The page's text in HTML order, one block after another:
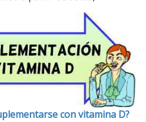
con vitamina D?